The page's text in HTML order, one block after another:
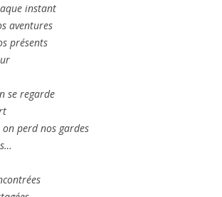
instant
aventures
présents
se regarde
perd nos gardes